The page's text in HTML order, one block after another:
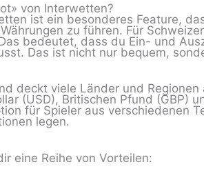
von Interwetten?
ist ein besonderes Feature,
zu führen. Für
bedeutet, dass du Ein- und
Das ist nicht nur bequem,
deckt viele Länder und
(USD), Britischen Pfund (GBP)
für Spieler aus verschiedenen
legen.
eine Reihe von Vorteilen: